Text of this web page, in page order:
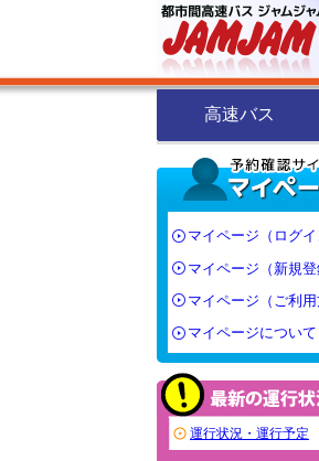
高速バス
マイページ（ログイ
マイページ（新規登
マイページ（ご利用
マイページについて
運行状況・運行予定